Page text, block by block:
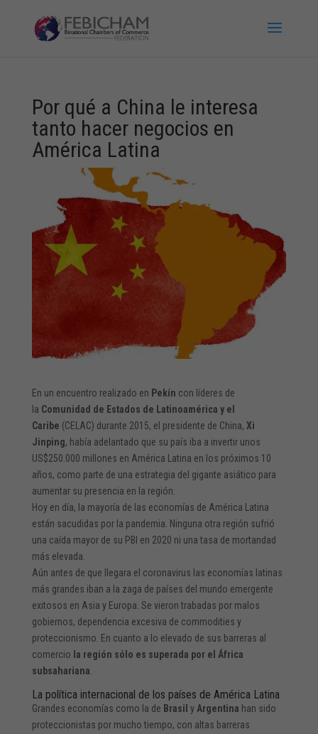
Por qué a China le interesa
tanto hacer negocios en
América Latina
En un encuentro realizado en Pekín con líderes de
la Comunidad de Estados de Latinoamérica y el
Caribe (CELAC) durante 2015, el presidente de China, Xi
Jinping, había adelantado que su país iba a invertir unos
US$250.000 millones en América Latina en los próximos 10
años, como parte de una estrategia del gigante asiático para
aumentar su presencia en la región.
Hoy en día, la mayoría de las economías de América Latina
están sacudidas por la pandemia. Ninguna otra región sufrió
una caída mayor de su PBI en 2020 ni una tasa de mortandad
más elevada.
Aún antes de que llegara el coronavirus las economías latinas
más grandes iban a la zaga de países del mundo emergente
exitosos en Asia y Europa. Se vieron trabadas por malos
gobiernos, dependencia excesiva de commodities y
proteccionismo. En cuanto a lo elevado de sus barreras al
comercio la región sólo es superada por el África
subsahariana
La política internacional de los países de América Latina
Grandes economías como la de Brasil y Argentina han sido
proteccionistas por mucho tiempo, con altas barreras